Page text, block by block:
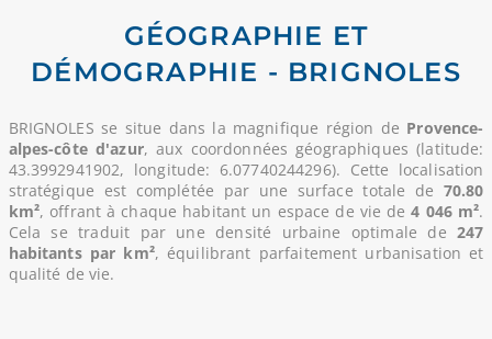
GÉOGRAPHIE ET
DÉMOGRAPHIE - BRIGNOLES
BRIGNOLES se situe dans la magnifique région de Provence-
alpes-côte d'azur, aux coordonnées géographiques (latitude:
43.3992941902, longitude: 6.07740244296). Cette localisation
stratégique est complétée par une surface totale de 70.80
km², offrant à chaque habitant un espace de vie de4 046 m².
Cela se traduit par une densité urbaine optimale de247
habitants par km², équilibrant parfaitement urbanisation et
qualité de vie.